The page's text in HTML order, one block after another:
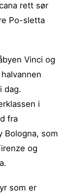
rett sør
Po-sletta
Vinci og
dag.
i
fra
Bologna, som
og
som er